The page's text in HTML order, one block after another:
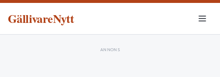
GällivareNytt
ANNONS